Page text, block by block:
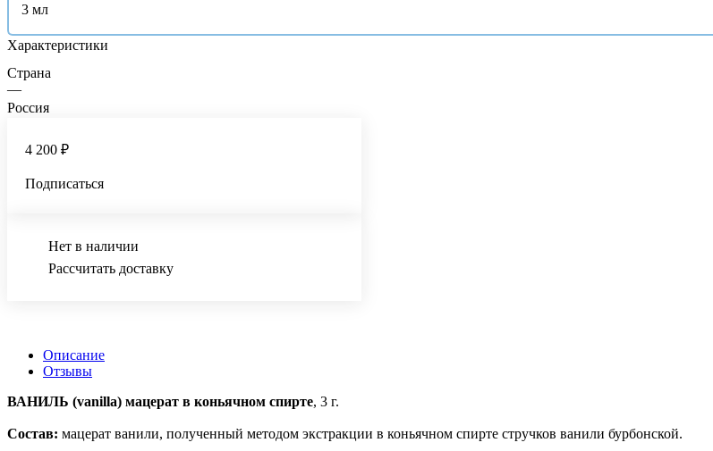
3 мл
Характеристики
Страна
—
Россия
4 200 ₽
Подписаться
Нет в наличии
Рассчитать доставку
Описание
Отзывы
ВАНИЛЬ (vanilla) мацерат в коньячном спирте, 3 г.
Состав: мацерат ванили, полученный методом экстракции в коньячном спирте стручков ванили бурбонской.